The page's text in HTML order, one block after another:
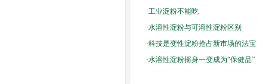
·工业淀粉不能吃
·水溶性淀粉与可溶性淀粉区别
·科技是变性淀粉抢占新市场的法宝
·水溶性淀粉摇身一变成为“保健品”